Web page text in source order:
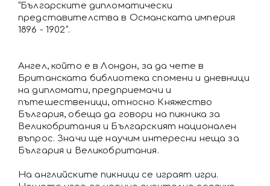
“Българските дипломатически
представителства в Османската империя
1896 - 1902”.
Ангел, който е в Лондон, за да чете в
Британската библиотека спомени и дневници
на дипломати, предприемачи и
пътешественици, относно Княжество
България, обеща да говори на пикника за
Великобритания и Българският национален
въпрос. Значи ще научим интересни неща за
България и Великобритания.
На английските пикници се играят игри.